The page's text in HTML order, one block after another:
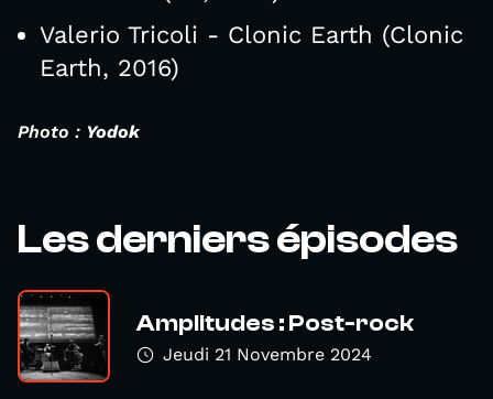
Valerio Tricoli - Clonic Earth (Clonic
Earth, 2016)
Photo : Yodok
Les derniers épisodes
Amplitudes : Post-rock
Jeudi 21 Novembre 2024